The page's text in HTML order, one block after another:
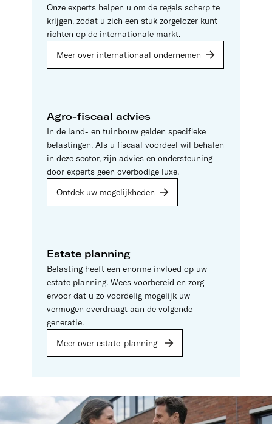
Onze experts helpen u om de regels scherp te
krijgen, zodat u zich een stuk zorgelozer kunt
richten op de internationale markt.
Meer over internationaal ondernemen
Agro-fiscaal advies
In de land- en tuinbouw gelden specifieke
belastingen. Als u fiscaal voordeel wil behalen
in deze sector, zijn advies en ondersteuning
door experts geen overbodige luxe.
Ontdek uw mogelijkheden
Estate planning
Belasting heeft een enorme invloed op uw
estate planning. Wees voorbereid en zorg
ervoor dat u zo voordelig mogelijk uw
vermogen overdraagt aan de volgende
generatie.
Meer over estate-planning